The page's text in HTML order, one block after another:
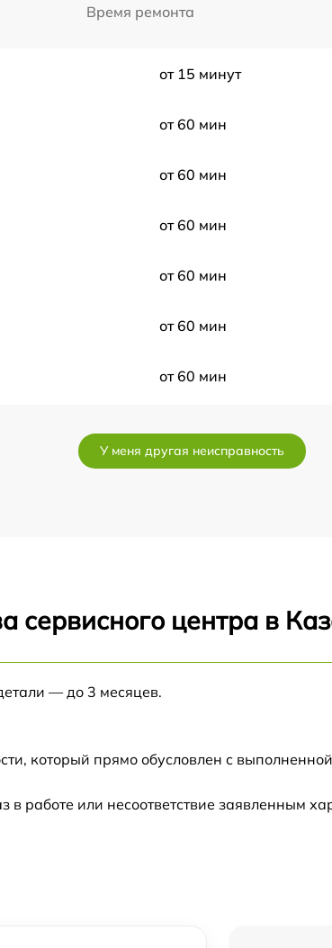
Время ремонта
от 15 минут
от 60 мин
от 60 мин
от 60 мин
от 60 мин
от 60 мин
от 60 мин
от 60 мин
У меня другая неисправность
сервисного центра в
— до 3 месяцев.
который прямо обусловлен с
работе или несоответствие заявленным